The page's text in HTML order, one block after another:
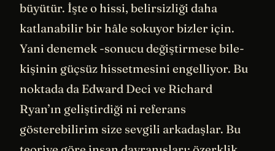
büyütür. İşte o hissi, belirsizliği daha
katlanabilir bir hâle sokuyor bizler için.
Yani denemek -sonucu değiştirmese bile-
kişinin güçsüz hissetmesini engelliyor. Bu
noktada da Edward Deci ve Richard
Ryan’ın geliştirdiği ni referans
gösterebilirim size sevgili arkadaşlar. Bu